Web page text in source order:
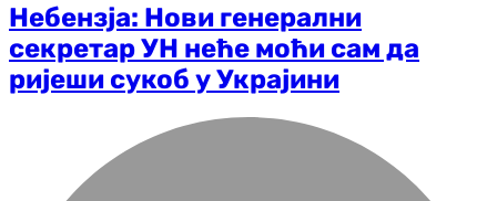
Небензја: Нови генерални
секретар УН неће моћи сам да
ријеши сукоб у Украјини